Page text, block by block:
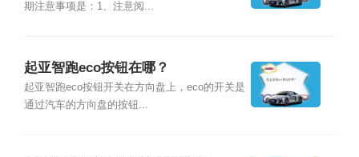
期注意事项是：1、注意阅...
起亚智跑eco按钮在哪？
起亚智跑eco按钮开关在方向盘上，eco的开关是
通过汽车的方向盘的按钮...